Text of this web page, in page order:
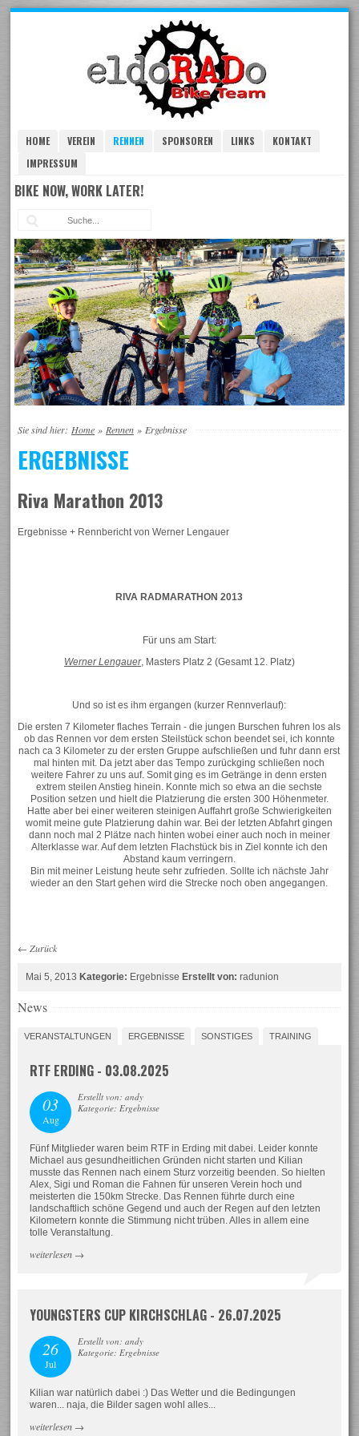
HOME VEREIN RENNEN SPONSOREN LINKS
KONTAKT
IMPRESSUM
BIKE NOW, WORK LATER!
Sie sind hier: Home » Rennen » Ergebnisse
ERGEBNISSE
Riva Marathon 2013
Ergebnisse + Rennbericht von Werner Lengauer
RIVA RADMARATHON 2013
Für uns am Start:
Werner Lengauer, Masters Platz 2 (Gesamt 12. Platz)
Und so ist es ihm ergangen (kurzer Rennverlauf):
Die ersten 7 Kilometer flaches Terrain - die jungen Burschen fuhren los als
ob das Rennen vor dem ersten Steilstück schon beendet sei, ich konnte
nach ca 3 Kilometer zu der ersten Gruppe aufschließen und fuhr dann erst
mal hinten mit. Da jetzt aber das Tempo zurückging schließen noch
weitere Fahrer zu uns auf. Somit ging es im Getränge in denn ersten
extrem steilen Anstieg hinein. Konnte mich so etwa an die sechste
Position setzen und hielt die Platzierung die ersten 300 Höhenmeter.
Hatte aber bei einer weiteren steinigen Auffahrt große Schwierigkeiten
womit meine gute Platzierung dahin war. Bei der letzten Abfahrt gingen
dann noch mal 2 Plätze nach hinten wobei einer auch noch in meiner
Alterklasse war. Auf dem letzten Flachstück bis in Ziel konnte ich den
Abstand kaum verringern.
Bin mit meiner Leistung heute sehr zufrieden. Sollte ich nächste Jahr
wieder an den Start gehen wird die Strecke noch oben angegangen.
← Zurück
Mai 5, 2013Kategorie: ErgebnisseErstellt von: radunion
News
VERANSTALTUNGEN ERGEBNISSE SONSTIGES TRAINING
RTF ERDING - 03.08.2025
03
Aug
Erstellt von: andy
Kategorie: Ergebnisse
Fünf Mitglieder waren beim RTF in Erding mit dabei. Leider konnte
Michael aus gesundheitlichen Gründen nicht starten und Kilian
musste das Rennen nach einem Sturz vorzeitig beenden. So hielten
Alex, Sigi und Roman die Fahnen für unseren Verein hoch und
meisterten die 150km Strecke. Das Rennen führte durch eine
landschaftlich schöne Gegend und auch der Regen auf den letzten
Kilometern konnte die Stimmung nicht trüben. Alles in allem eine
tolle Veranstaltung.
weiterlesen →
YOUNGSTERS CUP KIRCHSCHLAG - 26.07.2025
26
Jul
Erstellt von: andy
Kategorie: Ergebnisse
Kilian war natürlich dabei :) Das Wetter und die Bedingungen
waren... naja, die Bilder sagen wohl alles...
weiterlesen →